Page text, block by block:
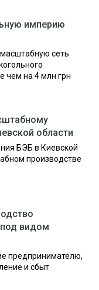
империю
сеть
чем на 4 млн грн
области
БЭБ в Киевской
производстве
видом
предпринимателю,
и сбыт